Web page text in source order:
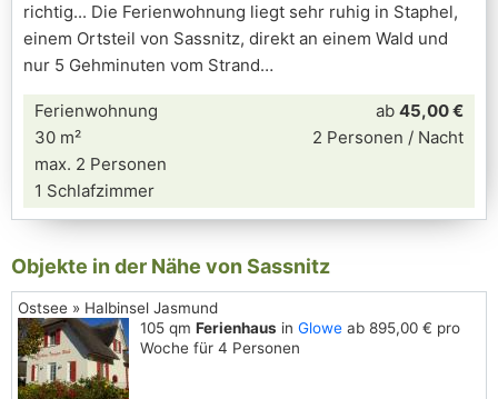
richtig... Die Ferienwohnung liegt sehr ruhig in Staphel,
einem Ortsteil von Sassnitz, direkt an einem Wald und
nur 5 Gehminuten vom Strand
Ferienwohnung
30 m²
max. 2 Personen
1 Schlafzimmer
ab 45,00 €
2 Personen / Nacht
Objekte in der Nähe von Sassnitz
Ostsee » Halbinsel Jasmund
105 qm Ferienhaus in Glowe ab 895,00 € pro
Woche für 4 Personen